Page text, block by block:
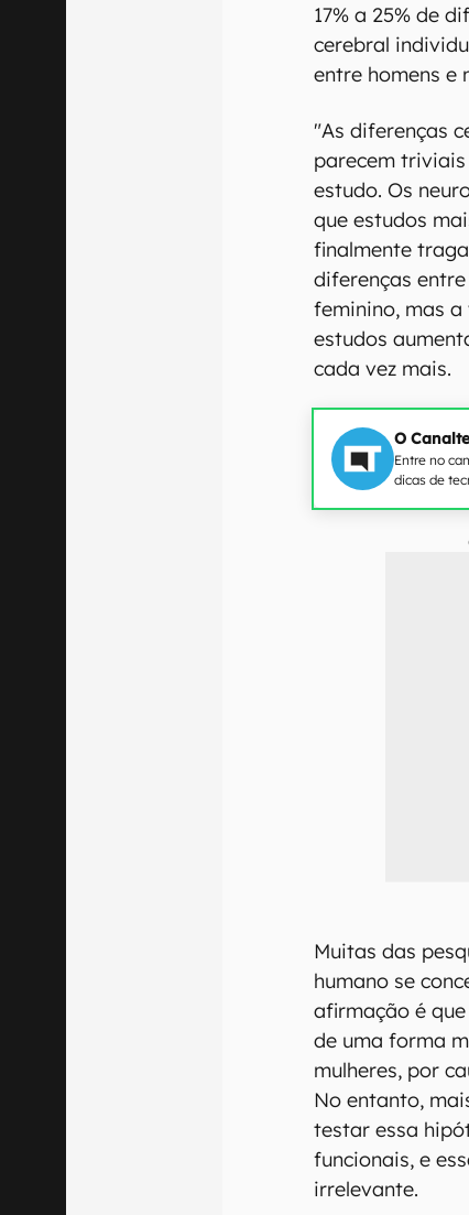
17% a 25% de
cerebral
entre homens e
"As diferenças
parecem
estudo. Os
que estudos
finalmente
diferenças
feminino, mas a
estudos
cada vez mais.
O
Entre no
dicas de
Muitas das
humano se
afirmação é
de uma forma
mulheres, por
No entanto,
testar essa
funcionais, e
irrelevante.